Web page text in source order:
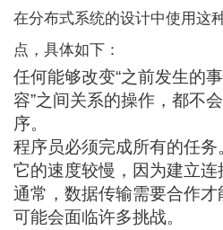
在分布式系统的设计中使用这
点，具体如下：
任何能够改变“之前发生的
容”之间关系的操作，都不
序。
程序员必须完成所有的任务
它的速度较慢，因为建立连
通常，数据传输需要合作
可能会面临许多挑战。